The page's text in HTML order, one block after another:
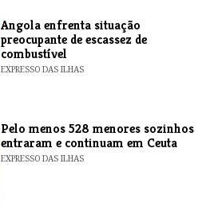
Angola enfrenta situação
preocupante de escassez de
combustível
EXPRESSO DAS ILHAS
Pelo menos 528 menores sozinhos
entraram e continuam em Ceuta
EXPRESSO DAS ILHAS